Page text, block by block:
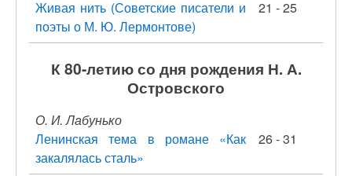
Живая нить (Советские писатели и
поэты о М. Ю. Лермонтове)
21 - 25
К 80-летию со дня рождения Н. А.
Островского
О. И. Лабунько
Ленинская тема в романе «Как
закалялась сталь»
26 - 31